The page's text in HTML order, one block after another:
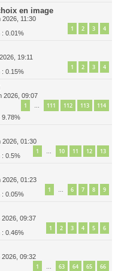
en image
2026, 11:30
1 2 3 4
: 0.01%
19:11
1 2 3 4
: 0.15%
2026, 09:07
1 … 111 112 113 114
9.78%
2026, 01:30
1 … 10 11 12 13
: 0.5%
2026, 01:23
1 … 6 7 8 9
: 0.05%
2026, 09:37
1 2 3 4 5 6
: 0.46%
2026, 09:32
1 … 63 64 65 66